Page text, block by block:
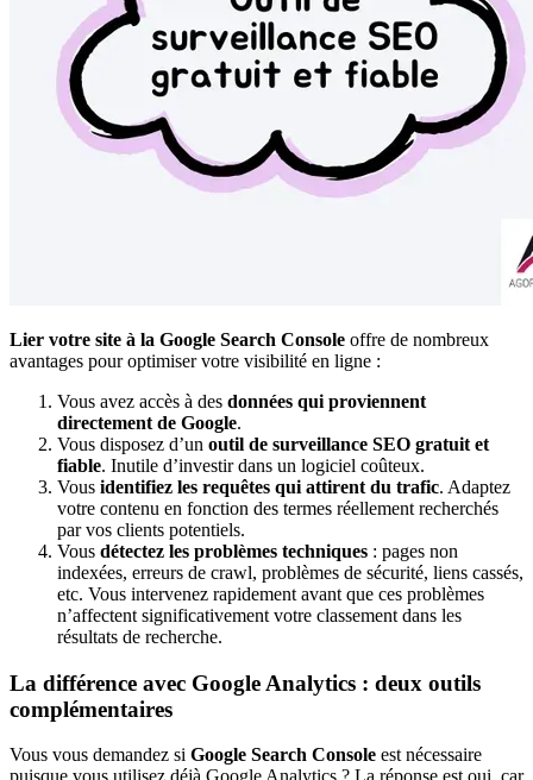
Lier votre site à la Google Search Console offre de nombreux
avantages pour optimiser votre visibilité en ligne :
Vous avez accès à des données qui proviennent
directement de Google.
Vous disposez d’un outil de surveillance SEO gratuit et
fiable. Inutile d’investir dans un logiciel coûteux.
Vous identifiez les requêtes qui attirent du trafic. Adaptez
votre contenu en fonction des termes réellement recherchés
par vos clients potentiels.
Vous détectez les problèmes techniques : pages non
indexées, erreurs de crawl, problèmes de sécurité, liens cassés,
etc. Vous intervenez rapidement avant que ces problèmes
n’affectent significativement votre classement dans les
résultats de recherche.
La différence avec Google Analytics : deux outils
complémentaires
Vous vous demandez si Google Search Console est nécessaire